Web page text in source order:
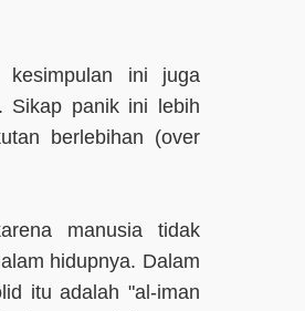
kesimpulan ini juga
Sikap panik ini lebih
berlebihan (over
manusia tidak
hidupnya. Dalam
itu adalah "al-iman